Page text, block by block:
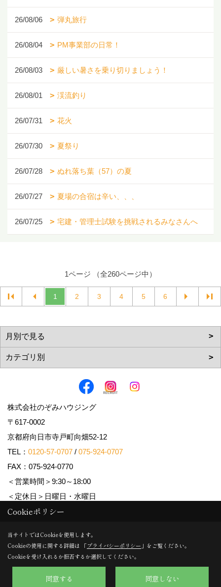
26/08/06 弾丸旅行
26/08/04 PM事業部の日常！
26/08/03 厳しい暑さを乗り切りましょう！
26/08/01 渓流釣り
26/07/31 花火
26/07/30 夏祭り
26/07/28 ぬれ落ち葉（57）の夏
26/07/27 夏場の合宿は辛い、、、
26/07/25 宅建・管理士試験を挑戦されるみなさんへ
1ページ （全260ページ中）
1 2 3 4 5 6
株式会社のぞみハウジング
〒617-0002
京都府向日市寺戸町向畑52-12
TEL： 0120-57-0707 / 075-924-0707
FAX：075-924-0770
＜営業時間＞9:30～18:00
＜定休日＞日曜日・水曜日
Copyright (c) Nozomi Housing. All Rights Reserved.
Produced byゴデスクリエイト
Cookieポリシー
当サイトではCookieを使用します。
Cookieの使用に関する詳細は 「プライバシーポリシー 」をご覧ください。
Cookieを受け入れるか拒否するか選択してください。
同意する 同意しない